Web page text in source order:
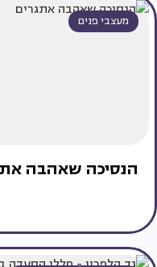
מעצבי פנים
הנסיכה שאהבה